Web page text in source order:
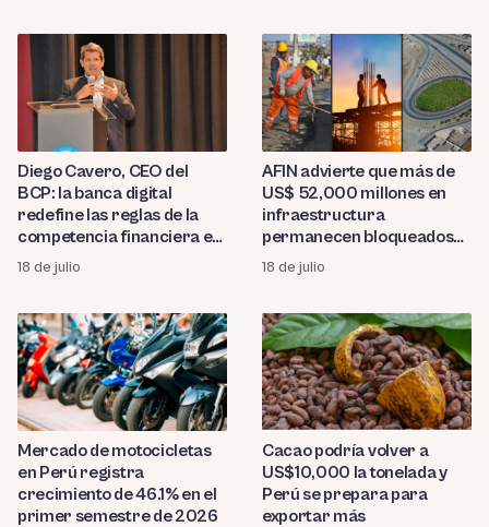
Diego Cavero, CEO del
BCP: la banca digital
redefine las reglas de la
competencia financiera en
el Perú
18 de julio
AFIN advierte que más de
US$ 52,000 millones en
infraestructura
permanecen bloqueados
por trabas burocráticas en
el Perú
18 de julio
Mercado de motocicletas
en Perú registra
crecimiento de 46.1% en el
primer semestre de 2026
Cacao podría volver a
US$10,000 la tonelada y
Perú se prepara para
exportar más